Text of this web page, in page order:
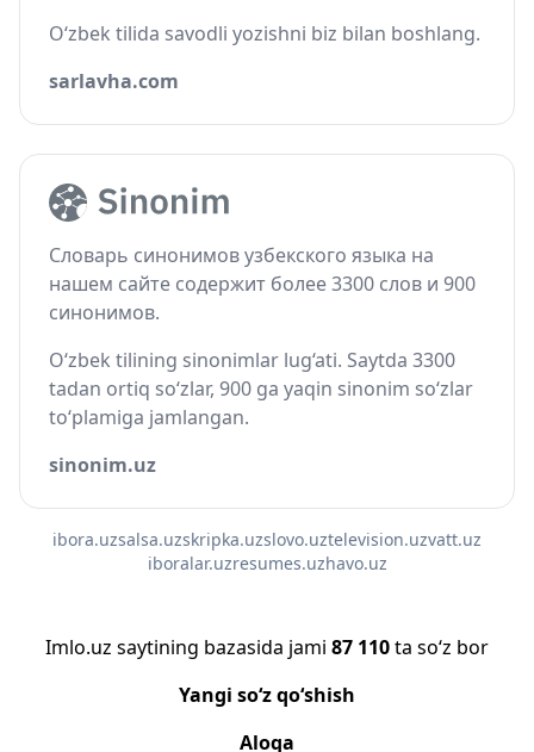
O‘zbek tilida savodli yozishni biz bilan boshlang.
sarlavha.com
Словарь синонимов узбекского языка на
нашем сайте содержит более 3300 слов и 900
синонимов.
O‘zbek tilining sinonimlar lug‘ati. Saytda 3300
tadan ortiq so‘zlar, 900 ga yaqin sinonim so‘zlar
to‘plamiga jamlangan.
sinonim.uz
ibora.uzsalsa.uzskripka.uzslovo.uztelevision.uzvatt.uz
iboralar.uzresumes.uzhavo.uz
Imlo.uz saytining bazasida jami 87 110ta so‘z bor
Yangi so‘z qo‘shish
Aloqa